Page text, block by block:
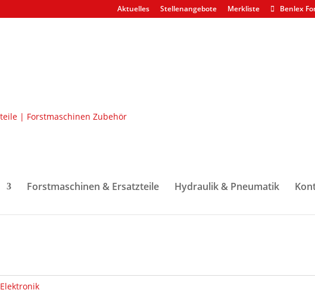
Aktuelles Stellenangebote Merkliste Benlex
Forstmaschinen & Ersatzteile Hydraulik & Pneumatik
Elektronik